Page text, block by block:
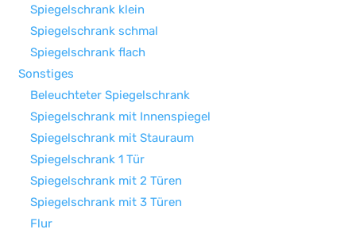
Spiegelschrank klein
Spiegelschrank schmal
Spiegelschrank flach
Sonstiges
Beleuchteter Spiegelschrank
Spiegelschrank mit Innenspiegel
Spiegelschrank mit Stauraum
Spiegelschrank 1 Tür
Spiegelschrank mit 2 Türen
Spiegelschrank mit 3 Türen
Flur